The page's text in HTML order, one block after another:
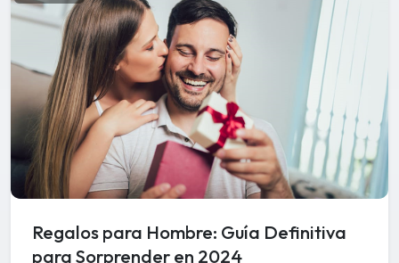
Regalos para Hombre: Guía Definitiva
para Sorprender en 2024